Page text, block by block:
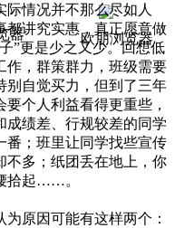
器 欧朋浏览器
际情况并不那么尽如人
都讲究实惠，真正愿意做
”更是少之又少。回想低
作，群策群力，班级需要
别自觉买力，但到了三年
个人利益看得更重些，
成绩差、行规较差的同学
番；班里让同学找些宣传
不多；纸团丢在地上，你
拾起……。
原因可能有这样两个：